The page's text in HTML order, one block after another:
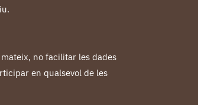
no facilitar les dades
en qualsevol de les